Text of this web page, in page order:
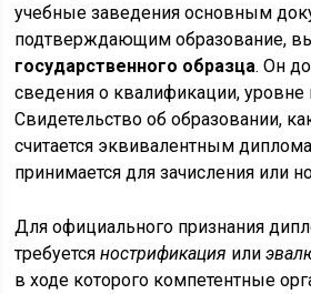
учебные заведения основным
подтверждающим образование,
государственного образца. Он
сведения о квалификации, уровне
Свидетельство об образовании,
считается эквивалентным
принимается для зачисления или
Для официального признания
требуетсянострификация или
в ходе которого компетентные